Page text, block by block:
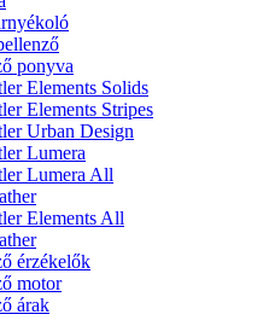
ponyva
Elements Solids
Elements Stripes
Urban Design
Lumera
Lumera All
Elements All
érzékelők
motor
árak